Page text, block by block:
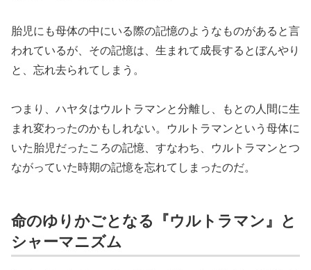
胎児にも母体の中にいる際の記憶のようなものがあると言
われているが、その記憶は、生まれて成長するとぼんやり
と、忘れ去られてしまう。
つまり、ハヤタはウルトラマンと分離し、もとの人間に生
まれ変わったのかもしれない。ウルトラマンという母体に
いた胎児だったころの記憶、すなわち、ウルトラマンとつ
ながっていた時期の記憶を忘れてしまったのだ。
命のゆりかごとなる『ウルトラマン』と
シャーマニズム